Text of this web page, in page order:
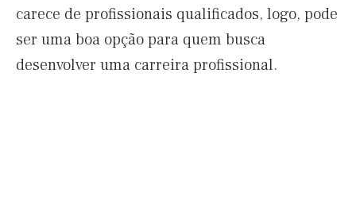
carece de profissionais qualificados, logo, pode
ser uma boa opção para quem busca
desenvolver uma carreira profissional.